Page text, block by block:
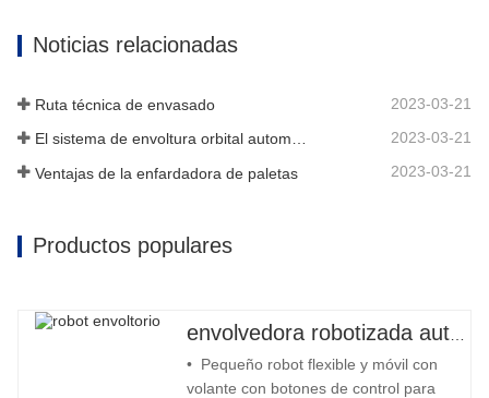
Noticias relacionadas
Ruta técnica de envasado 2023-03-21
El sistema de envoltura orbital automático envuelve 6 lados en el material 2023-03-21
Ventajas de la enfardadora de paletas 2023-03-21
Productos populares
• Pequeño robot flexible y móvil con
volante con botones de control para